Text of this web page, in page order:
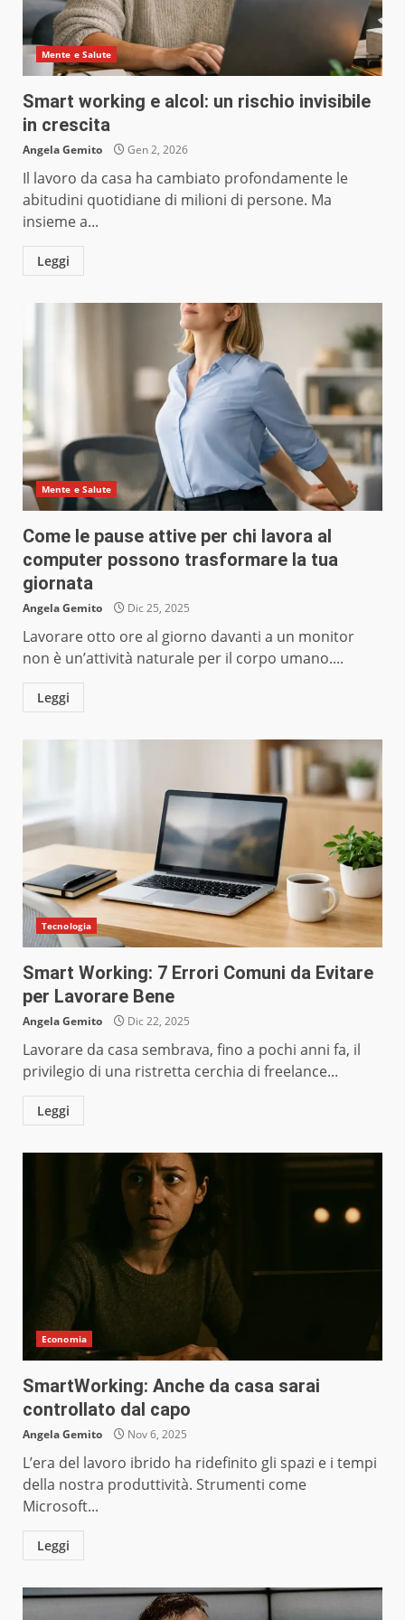
Mente e Salute
Smart working e alcol: un rischio invisibile
in crescita
Angela Gemito Gen 2, 2026
Il lavoro da casa ha cambiato profondamente le
abitudini quotidiane di milioni di persone. Ma
insieme a...
Leggi
Mente e Salute
Come le pause attive per chi lavora al
computer possono trasformare la tua
giornata
Angela Gemito Dic 25, 2025
Lavorare otto ore al giorno davanti a un monitor
non è un’attività naturale per il corpo umano....
Leggi
Tecnologia
Smart Working: 7 Errori Comuni da Evitare
per Lavorare Bene
Angela Gemito Dic 22, 2025
Lavorare da casa sembrava, fino a pochi anni fa, il
privilegio di una ristretta cerchia di freelance...
Leggi
Economia
SmartWorking: Anche da casa sarai
controllato dal capo
Angela Gemito Nov 6, 2025
L’era del lavoro ibrido ha ridefinito gli spazi e i tempi
della nostra produttività. Strumenti come
Microsoft...
Leggi